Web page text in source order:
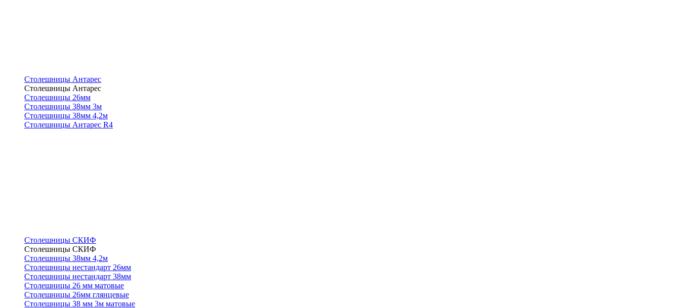
Столешницы Антарес
Столешницы Антарес
Столешницы 26мм
Столешницы 38мм 3м
Столешницы 38мм 4,2м
Столешницы Антарес R4
Столешницы СКИФ
Столешницы СКИФ
Столешницы 38мм 4,2м
Столешницы нестандарт 26мм
Столешницы нестандарт 38мм
Столешницы 26 мм матовые
Столешницы 26мм глянцевые
Столешницы 38 мм 3м матовые